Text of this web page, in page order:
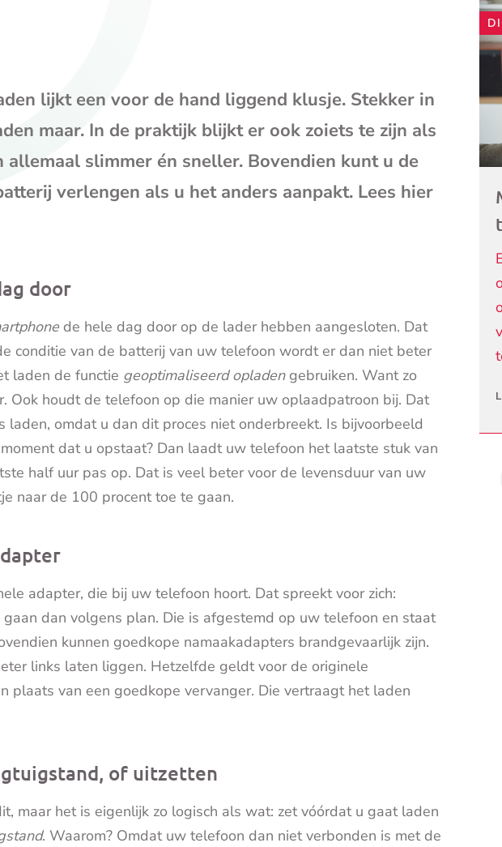
lijkt een voor de hand liggend klusje. Stekker in
maar. In de praktijk blijkt er ook zoiets te zijn als
allemaal slimmer én sneller. Bovendien kunt u de
verlengen als u het anders aanpakt. Lees hier
door
de hele dag door op de lader hebben aangesloten. Dat
conditie van de batterij van uw telefoon wordt er dan niet beter
laden de functie geoptimaliseerd opladengebruiken. Want zo
Ook houdt de telefoon op die manier uw oplaadpatroon bij. Dat
laden, omdat u dan dit proces niet onderbreekt. Is bijvoorbeeld
dat u opstaat? Dan laadt uw telefoon het laatste stuk van
half uur pas op. Dat is veel beter voor de levensduur van uw
naar de 100 procent toe te gaan.
adapter, die bij uw telefoon hoort. Dat spreekt voor zich:
dan volgens plan. Die is afgestemd op uw telefoon en staat
kunnen goedkope namaakadapters brandgevaarlijk zijn.
links laten liggen. Hetzelfde geldt voor de originele
plaats van een goedkope vervanger. Die vertraagt het laden
of uitzetten
maar het is eigenlijk zo logisch als wat: zet vóórdat u gaat laden
. Waarom? Omdat uw telefoon dan niet verbonden is met de